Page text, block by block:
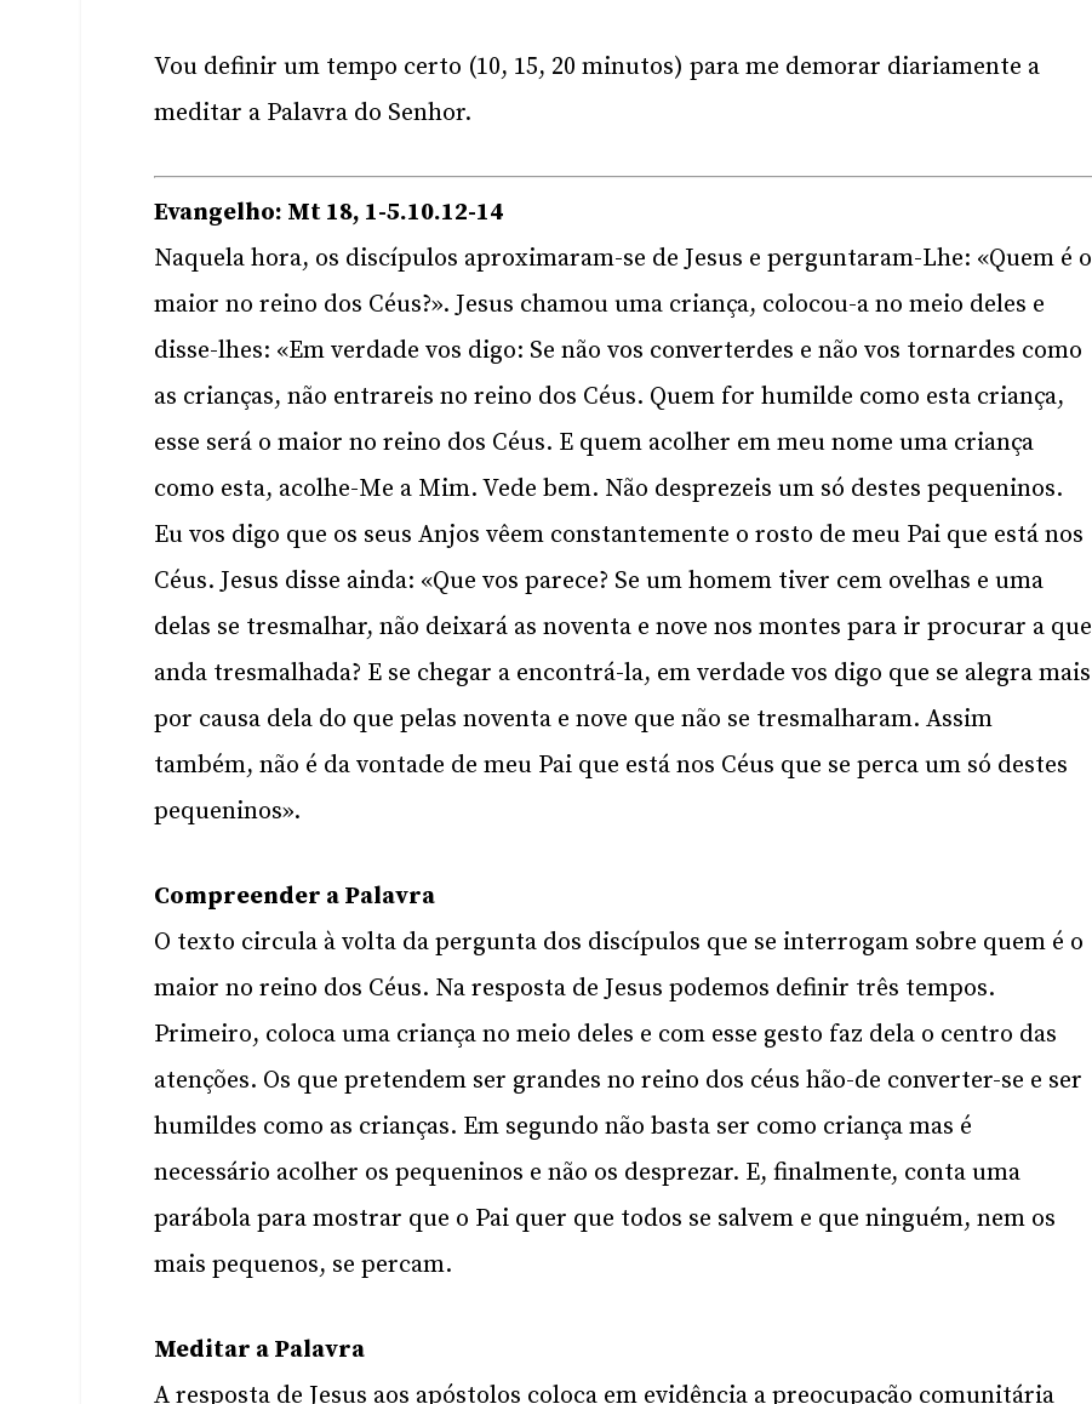
Vou definir um tempo certo (10, 15, 20 minutos) para me demorar diariamente a
meditar a Palavra do Senhor.
Evangelho: Mt 18, 1-5.10.12-14
Naquela hora, os discípulos aproximaram-se de Jesus e perguntaram-Lhe: «Quem é o
maior no reino dos Céus?». Jesus chamou uma criança, colocou-a no meio deles e
disse-lhes: «Em verdade vos digo: Se não vos converterdes e não vos tornardes como
as crianças, não entrareis no reino dos Céus. Quem for humilde como esta criança,
esse será o maior no reino dos Céus. E quem acolher em meu nome uma criança
como esta, acolhe-Me a Mim. Vede bem. Não desprezeis um só destes pequeninos.
Eu vos digo que os seus Anjos vêem constantemente o rosto de meu Pai que está nos
Céus. Jesus disse ainda: «Que vos parece? Se um homem tiver cem ovelhas e uma
delas se tresmalhar, não deixará as noventa e nove nos montes para ir procurar a que
anda tresmalhada? E se chegar a encontrá-la, em verdade vos digo que se alegra mais
por causa dela do que pelas noventa e nove que não se tresmalharam. Assim
também, não é da vontade de meu Pai que está nos Céus que se perca um só destes
pequeninos».
Compreender a Palavra
O texto circula à volta da pergunta dos discípulos que se interrogam sobre quem é o
maior no reino dos Céus. Na resposta de Jesus podemos definir três tempos.
Primeiro, coloca uma criança no meio deles e com esse gesto faz dela o centro das
atenções. Os que pretendem ser grandes no reino dos céus hão-de converter-se e ser
humildes como as crianças. Em segundo não basta ser como criança mas é
necessário acolher os pequeninos e não os desprezar. E, finalmente, conta uma
parábola para mostrar que o Pai quer que todos se salvem e que ninguém, nem os
mais pequenos, se percam.
Meditar a Palavra
A resposta de Jesus aos apóstolos coloca em evidência a preocupação comunitária